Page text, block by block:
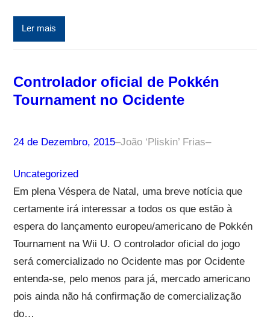
Ler mais
Controlador oficial de Pokkén
Tournament no Ocidente
24 de Dezembro, 2015–João ‘Pliskin’ Frias–
Uncategorized
Em plena Véspera de Natal, uma breve notícia que
certamente irá interessar a todos os que estão à
espera do lançamento europeu/americano de Pokkén
Tournament na Wii U. O controlador oficial do jogo
será comercializado no Ocidente mas por Ocidente
entenda-se, pelo menos para já, mercado americano
pois ainda não há confirmação de comercialização
do…